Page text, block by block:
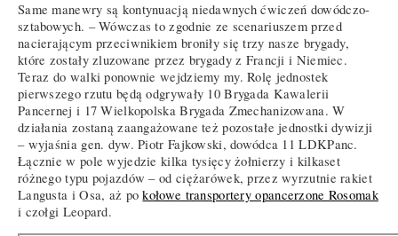
Same manewry są kontynuacją niedawnych ćwiczeń dowódczo-
sztabowych. – Wówczas to zgodnie ze scenariuszem przed
nacierającym przeciwnikiem broniły się trzy nasze brygady,
które zostały zluzowane przez brygady z Francji i Niemiec.
Teraz do walki ponownie wejdziemy my. Rolę jednostek
pierwszego rzutu będą odgrywały 10 Brygada Kawalerii
Pancernej i 17 Wielkopolska Brygada Zmechanizowana. W
działania zostaną zaangażowane też pozostałe jednostki dywizji
– wyjaśnia gen. dyw. Piotr Fajkowski, dowódca 11 LDKPanc.
Łącznie w pole wyjedzie kilka tysięcy żołnierzy i kilkaset
różnego typu pojazdów – od ciężarówek, przez wyrzutnie rakiet
Langusta i Osa, aż pokołowe transportery opancerzone Rosomak
i czołgi Leopard.